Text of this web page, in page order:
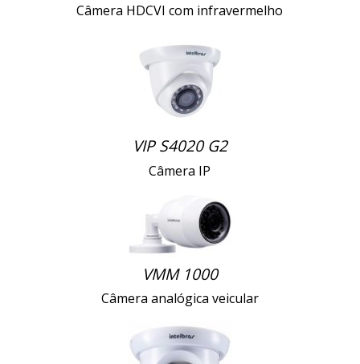
Câmera HDCVI com infravermelho
VIP S4020 G2
Câmera IP
VMM 1000
Câmera analógica veicular